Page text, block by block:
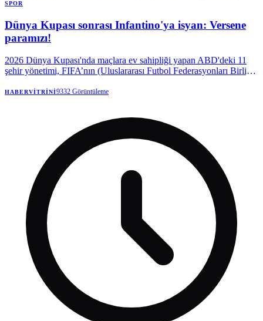
SPOR
Dünya Kupası sonrası Infantino'ya isyan: Versene
paramızı!
2026 Dünya Kupası'nda maçlara ev sahipliği yapan ABD'deki 11
şehir yönetimi, FIFA’nın (Uluslararası Futbol Federasyonları Birliği)
HABERVITRINI9332 Görüntüleme